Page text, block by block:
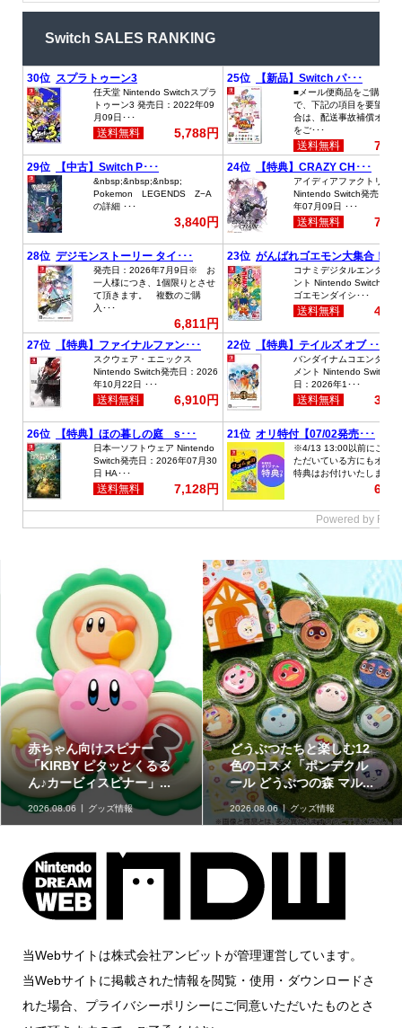
Switch SALES RANKING
赤ちゃん向けスピナー
「KIRBY ピタッとくるる
ん♪カービィスピナー」...
2026.08.06 グッズ情報
どうぶつたちと楽しむ12
色のコスメ「ポンデクル
ール どうぶつの森 マル...
2026.08.06 グッズ情報
当Webサイトは株式会社アンビットが管理運営しています。
当Webサイトに掲載された情報を閲覧・使用・ダウンロードさ
れた場合、プライバシーポリシーにご同意いただいたものとさ